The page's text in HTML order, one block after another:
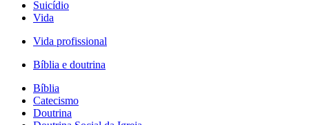
Suicídio
Vida
Vida profissional
Bíblia e doutrina
Bíblia
Catecismo
Doutrina